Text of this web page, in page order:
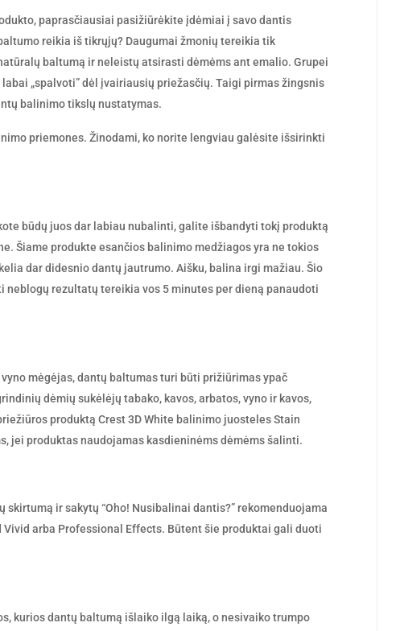
paprasčiausiai pasižiūrėkite įdėmiai į savo dantis
reikia iš tikrųjų? Daugumai žmonių tereikia tik
baltumą ir neleistų atsirasti dėmėms ant emalio. Grupei
„spalvoti” dėl įvairiausių priežasčių. Taigi pirmas žingsnis
balinimo tikslų nustatymas.
priemones. Žinodami, ko norite lengviau galėsite išsirinkti
būdų juos dar labiau nubalinti, galite išbandyti tokį produktą
Šiame produkte esančios balinimo medžiagos yra ne tokios
dar didesnio dantų jautrumo. Aišku, balina irgi mažiau. Šio
rezultatų tereikia vos 5 minutes per dieną panaudoti
mėgėjas, dantų baltumas turi būti prižiūrimas ypač
dėmių sukėlėjų tabako, kavos, arbatos, vyno ir kavos,
produktą Crest 3D White balinimo juosteles Stain
jei produktas naudojamas kasdieninėms dėmėms šalinti.
ir sakytų “Oho! Nusibalinai dantis?” rekomenduojama
arba Professional Effects. Būtent šie produktai gali duoti
kurios dantų baltumą išlaiko ilgą laiką, o nesivaiko trumpo